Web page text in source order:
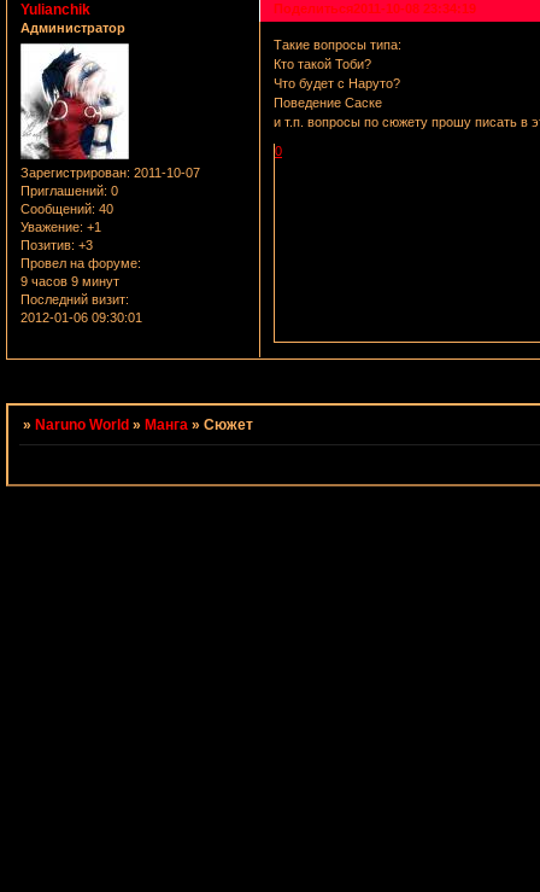
Поделиться2011-10-08 23:34:19
Yulianchik
Администратор
Зарегистрирован: 2011-10-07
Приглашений: 0
Сообщений: 40
Уважение: +1
Позитив: +3
Провел на форуме:
9 часов 9 минут
Последний визит:
2012-01-06 09:30:01
Такие вопросы типа:
Кто такой Тоби?
Что будет с Наруто?
Поведение Саске
и т.п. вопросы по сюжету прошу писать в
0
» Naruno World » Манга »Сюжет